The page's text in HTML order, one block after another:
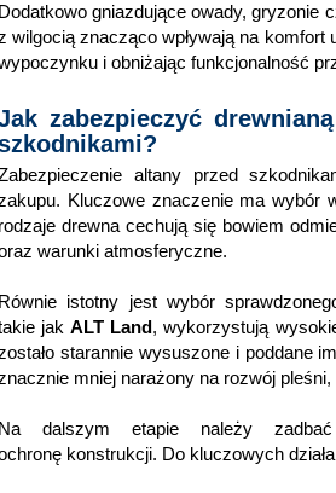
Dodatkowo gniazdujące owady, gryzonie
wilgocią znacząco wpływają na komfort
i obniżając funkcjonalność
zabezpieczyć
altany przed
Kluczowe znaczenie ma wybór
rodzaje drewna cechują się bowiem
warunki atmosferyczne.
Równie istotny jest wybór
jakALT Land, wykorzystują
starannie wysuszone i poddane
mniej narażony na rozwój
Na dalszym etapie należy
konstrukcji. Do kluczowych